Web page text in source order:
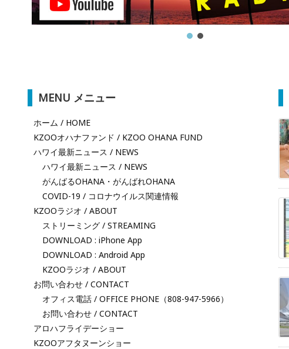
MENU メニュー
ホーム / HOME
KZOOオハナファンド / KZOO OHANA FUND
ハワイ最新ニュース / NEWS
ハワイ最新ニュース / NEWS
がんばるOHANA・がんばれOHANA
COVID-19 / コロナウイルス関連情報
KZOOラジオ / ABOUT
ストリーミング / STREAMING
DOWNLOAD : iPhone App
DOWNLOAD : Android App
KZOOラジオ / ABOUT
お問い合わせ / CONTACT
オフィス電話 / OFFICE PHONE（808-947-5966）
お問い合わせ / CONTACT
アロハフライデーショー
KZOOアフタヌーンショー